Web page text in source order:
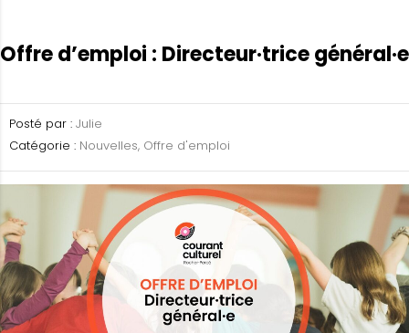
Offre d’emploi : Directeur·trice général·e
Posté par : Julie
Catégorie : Nouvelles, Offre d'emploi